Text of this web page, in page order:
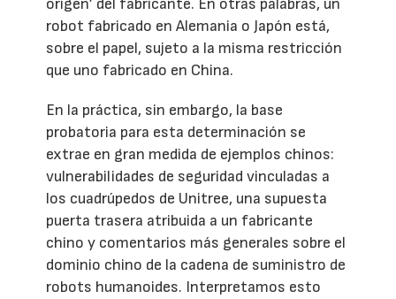
robot fabricado en Alemania o Japón está,
sobre el papel, sujeto a la misma restricción
que uno fabricado en China.
En la práctica, sin embargo, la base
probatoria para esta determinación se
extrae en gran medida de ejemplos chinos:
vulnerabilidades de seguridad vinculadas a
los cuadrúpedos de Unitree, una supuesta
puerta trasera atribuida a un fabricante
chino y comentarios más generales sobre el
dominio chino de la cadena de suministro de
robots humanoides. Interpretamos esto